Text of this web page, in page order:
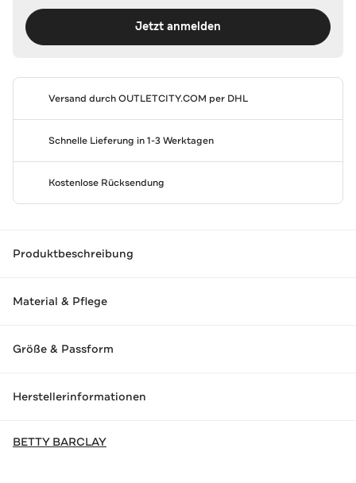
Jetzt anmelden
Versand durchOUTLETCITY.COM per DHL
Schnelle Lieferung in 1-3 Werktagen
Kostenlose Rücksendung
Produktbeschreibung
Material & Pflege
Größe & Passform
Herstellerinformationen
BETTY BARCLAY